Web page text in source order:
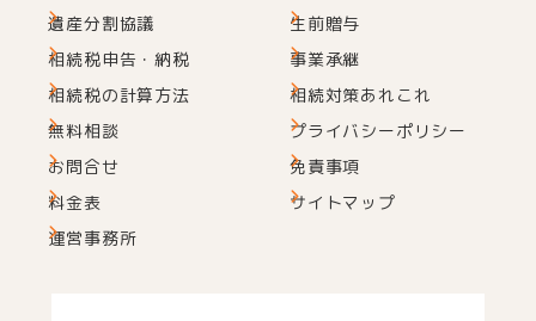
遺産分割協議
相続税申告・納税
相続税の計算方法
生前贈与
事業承継
相続対策あれこれ
無料相談
お問合せ
料金表
運営事務所
プライバシーポリシー
免責事項
サイトマップ